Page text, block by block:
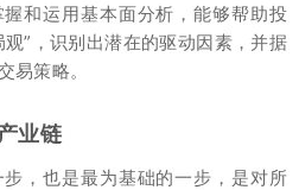
和运用基本面分析，能够帮助投
”，识别出潜在的驱动因素，并据
易策略。
业链
，也是最为基础的一步，是对所